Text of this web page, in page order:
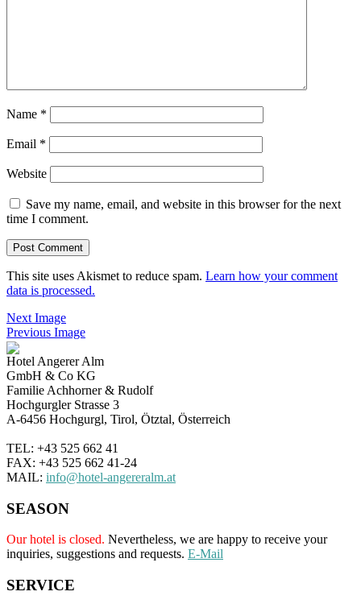
Name *
Email *
Website
Save my name, email, and website in this browser for the next
time I comment.
This site uses Akismet to reduce spam. Learn how your comment
data is processed.
Next Image
Previous Image
Hotel Angerer Alm
GmbH & Co KG
Familie Achhorner & Rudolf
Hochgurgler Strasse 3
A-6456 Hochgurgl, Tirol, Ötztal, Österreich
TEL: +43 525 662 41
FAX: +43 525 662 41-24
MAIL: info@hotel-angereralm.at
SEASON
Our hotel is closed. Nevertheless, we are happy to receive your
inquiries, suggestions and requests. E-Mail
SERVICE